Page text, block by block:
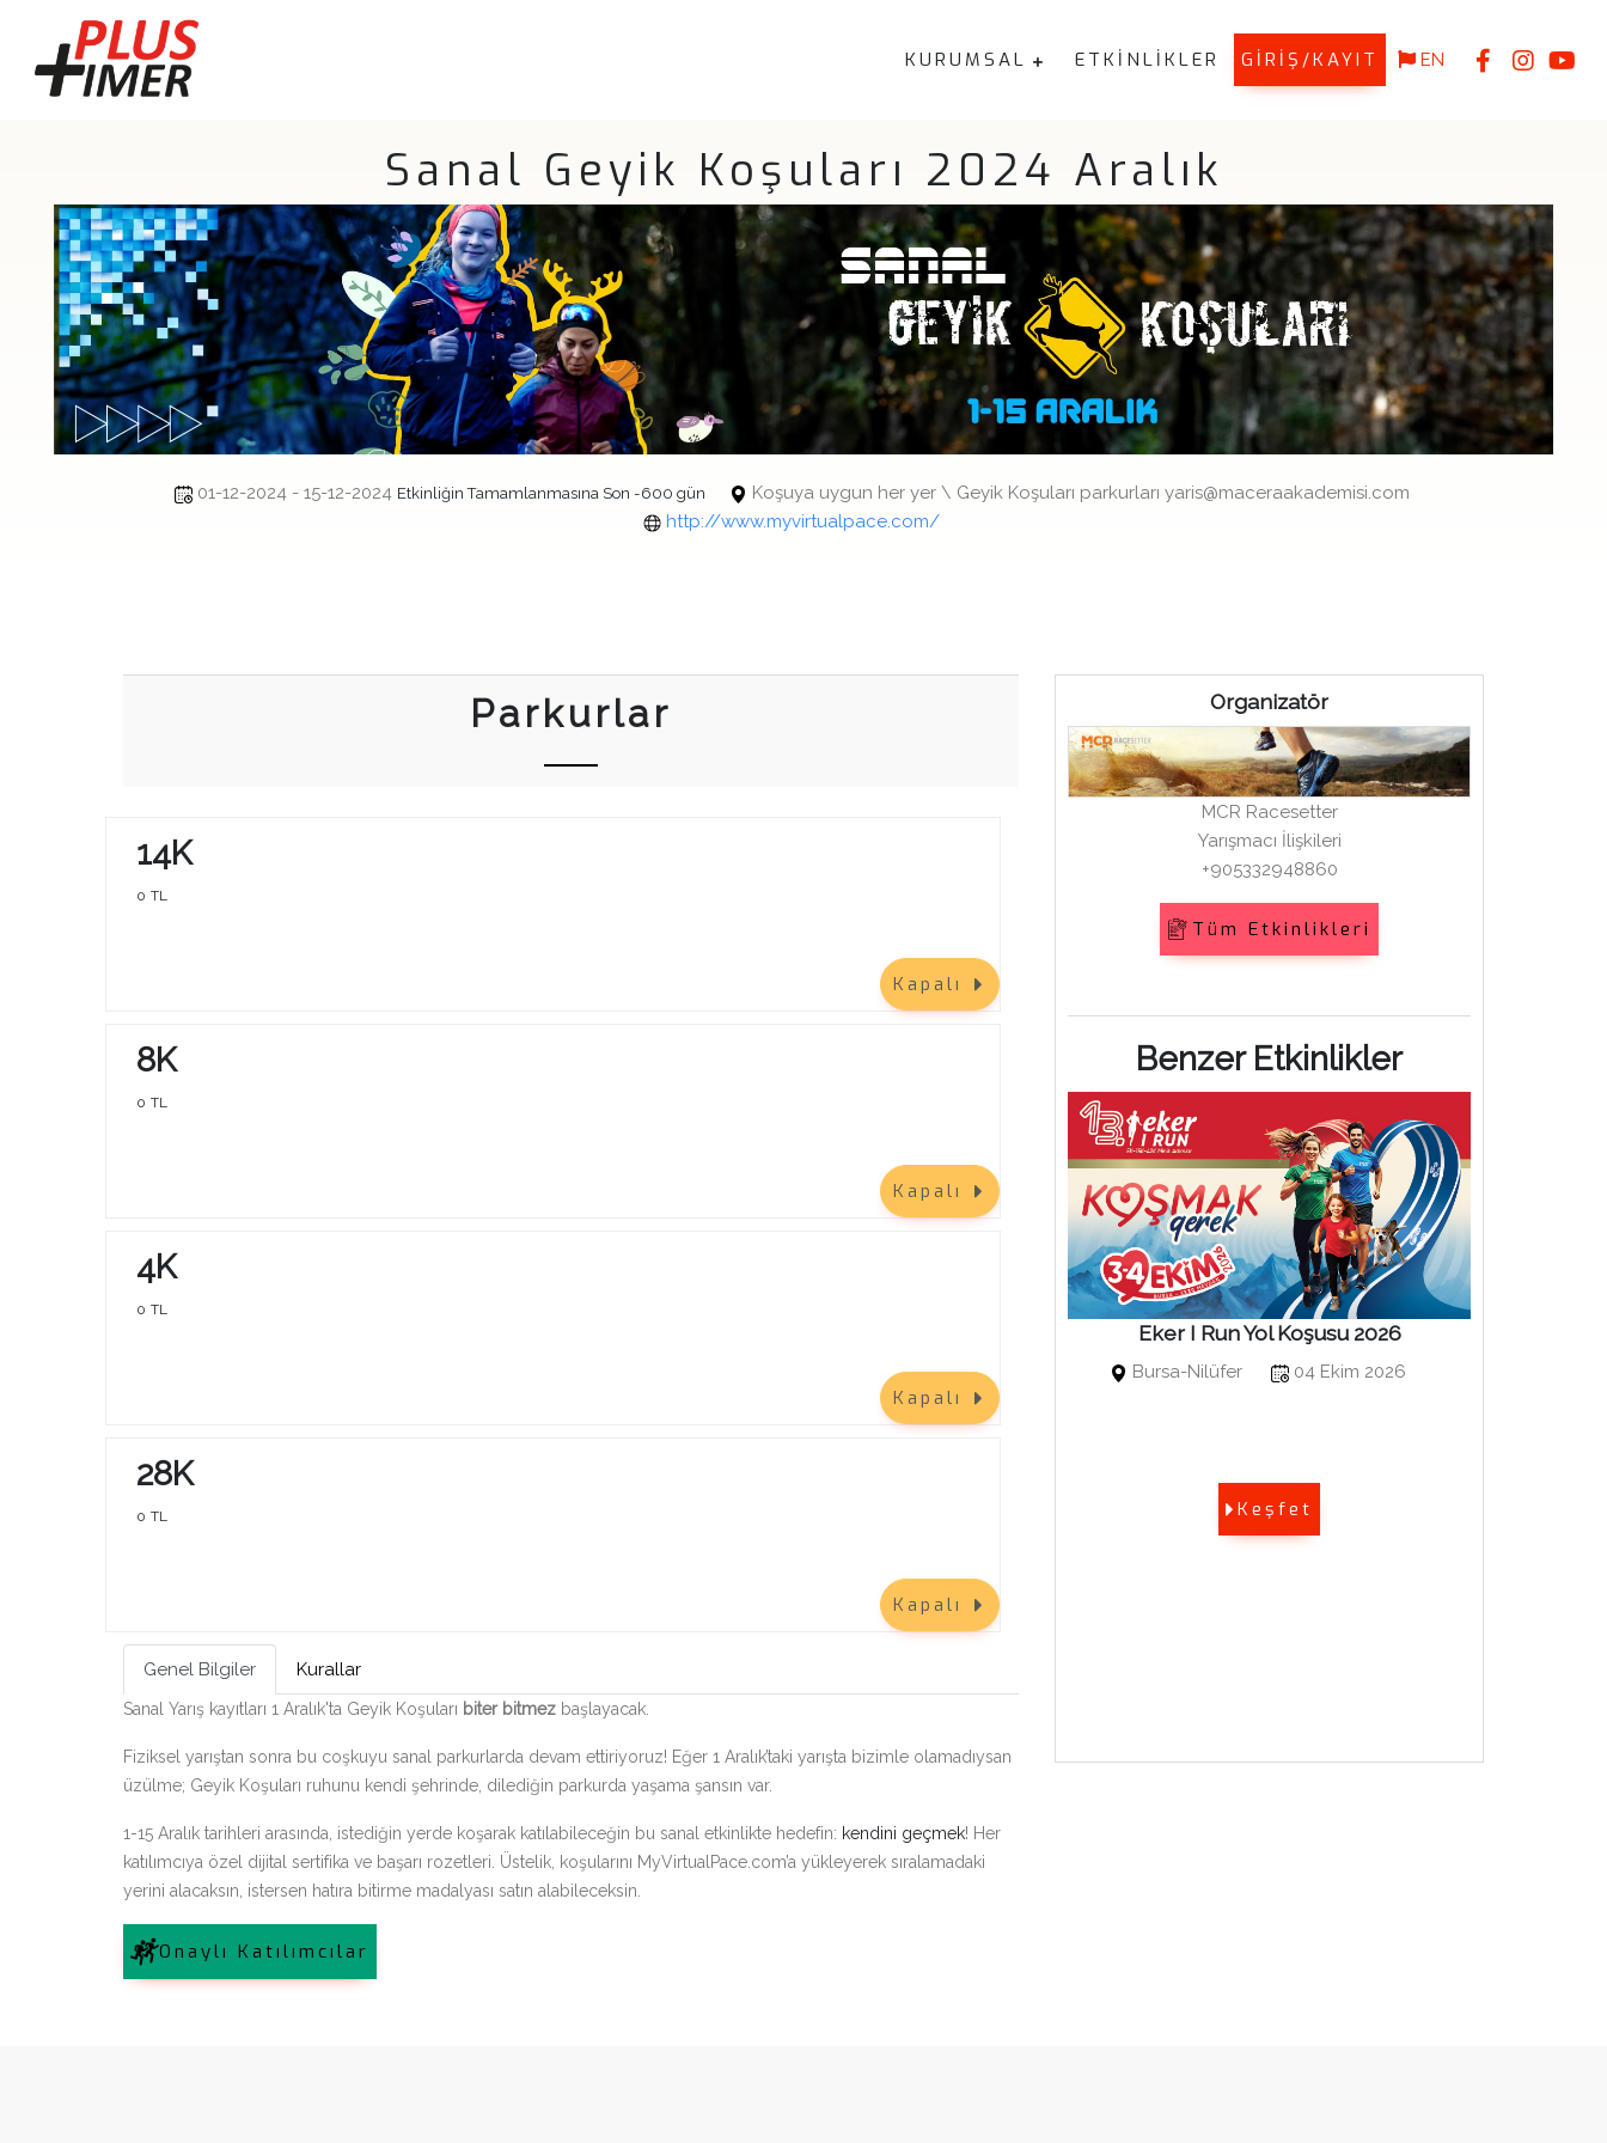
KURUMSAL ETKİNLİKLER GİRİŞ/KAYIT EN
Sanal Geyik Koşuları 2024 Aralık
01-12-2024 - 15-12-2024 Etkinliğin Tamamlanmasına Son -600 gün
Koşuya uygun her yer \ Geyik Koşuları parkurları yaris@maceraakademisi.com
http://www.myvirtualpace.com/
Parkurlar
14K
0 TL
Kapalı
8K
0 TL
Kapalı
4K
0 TL
Kapalı
28K
0 TL
Kapalı
Genel Bilgiler Kurallar
Sanal Yarış kayıtları 1 Aralık'ta Geyik Koşuları biter bitmezbaşlayacak.
Fiziksel yarıştan sonra bu coşkuyu sanal parkurlarda devam ettiriyoruz! Eğer 1 Aralık’taki yarışta bizimle olamadıysan
üzülme; Geyik Koşuları ruhunu kendi şehrinde, dilediğin parkurda yaşama şansın var.
1-15 Aralık tarihleri arasında, istediğin yerde koşarak katılabileceğin bu sanal etkinlikte hedefin: kendini geçmek! Her
katılımcıya özel dijital sertifika ve başarı rozetleri. Üstelik, koşularını MyVirtualPace.com’a yükleyerek sıralamadaki
yerini alacaksın, istersen hatıra bitirme madalyası satın alabileceksin.
Onaylı Katılımcılar
Organizatör
MCR Racesetter
Yarışmacı İlişkileri
+905332948860
Tüm Etkinlikleri
Benzer Etkinlikler
Keşfet
20 Eylül 2026
Eker I Run Yol Koşusu 2026
Bursa-Nilüfer 04 Ekim 2026
Keşfet